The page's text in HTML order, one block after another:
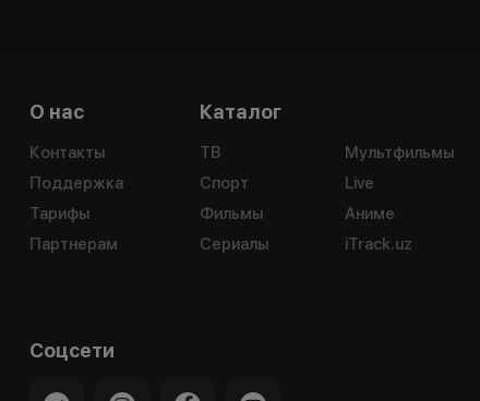
О нас
Контакты
Поддержка
Тарифы
Партнерам
Каталог
ТВ
Спорт
Фильмы
Сериалы
Мультфильмы
Live
Аниме
iTrack.uz
Соцсети